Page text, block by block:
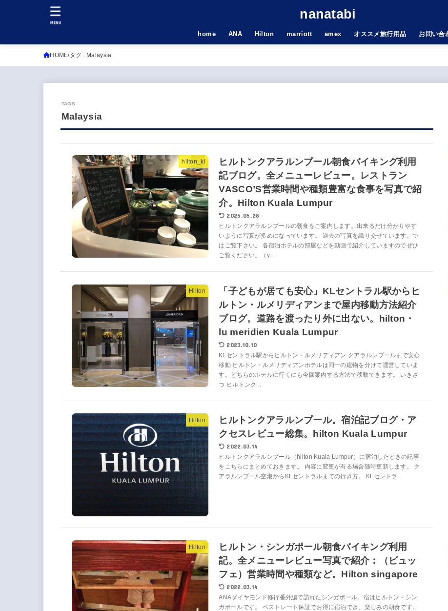
nanatabi
home ANA Hilton marriott amex オススメ旅行用品 お問い合
MENU
HOME タグ : Malaysia
Malaysia
hilton_kl
ヒルトンクアラルンプール朝食バイキング利用
記ブログ。全メニューレビュー。レストラン
VASCO’S営業時間や種類豊富な食事を写真で紹
介。Hilton Kuala Lumpur
2025.05.28
ヒルトンクアラルンプールの朝食をご案内します。出来るだけ分かりやす
いように写真が多めになっています。 過去の写真を織り交ぜています。で
はご覧下さい。 各宿泊ホテルの部屋などを動画で紹介していますのでぜひ
ご覧ください。（y...
Hilton
「子どもが居ても安心」KLセントラル駅からヒ
ルトン・ルメリディアンまで屋内移動方法紹介
ブログ。道路を渡ったり外に出ない。hilton・
lu meridien Kuala Lumpur
2023.10.10
KLセントラル駅からヒルトン・ルメリディアン クアラルンプールまで安心
移動 ヒルトン・ルメリディアンホテルは同一の建物を分けて運営していま
す。どちらのホテルに行くにも今回案内する方法で移動できます。 いきさ
つ ヒルトンク...
Hilton
ヒルトンクアラルンプール。宿泊記ブログ・ア
クセスレビュー総集。hilton Kuala Lumpur
2022.03.14
ヒルトンクアラルンプール（hilton Kuala Lumpur）に宿泊したときの記事
をこちらにまとめておきます。 内容に変更が有る場合随時更新します。 ク
アラルンプール空港からKLセントラルまでの行き方。 KLセントラ...
Hilton
ヒルトン・シンガポール朝食バイキング利用
記。全メニューレビュー写真で紹介：（ビュッ
フェ）営業時間や種類など。Hilton singapore
2022.03.14
ANAダイヤモンド修行番外編で訪れたシンガポール。宿はヒルトン・シン
ガポールです。 ベストレート保証でお得に宿泊でき、楽しみの朝食です。